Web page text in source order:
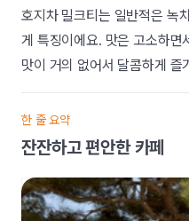
호지차 밀크티는 일반적은 녹
게 특징이에요. 맛은 고소하면
맛이 거의 없어서 달콤하게 즐
한 줄 요약
잔잔하고 편안한 카페